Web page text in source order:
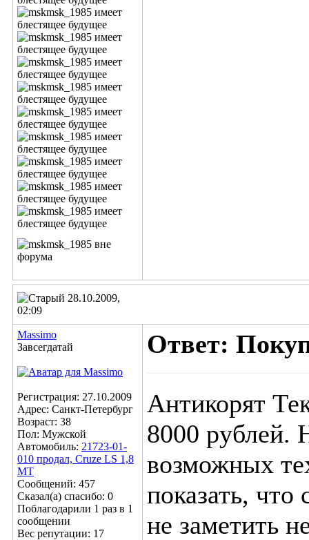
28.10.2009,
02:09
Massimo
Завсегдатай
Регистрация: 27.10.2009
Адрес: Санкт-Петербург
Возраст: 38
Пол: Мужской
Автомобиль: 21723-01-
010 продал, Cruze LS 1,8
MT
Сообщений: 457
Сказал(а) спасибо: 0
Поблагодарили 1 раз в 1
сообщении
Вес репутации: 17
Ответ:
Антикорят
8000 рублей.
возможных
показать,
не заметить